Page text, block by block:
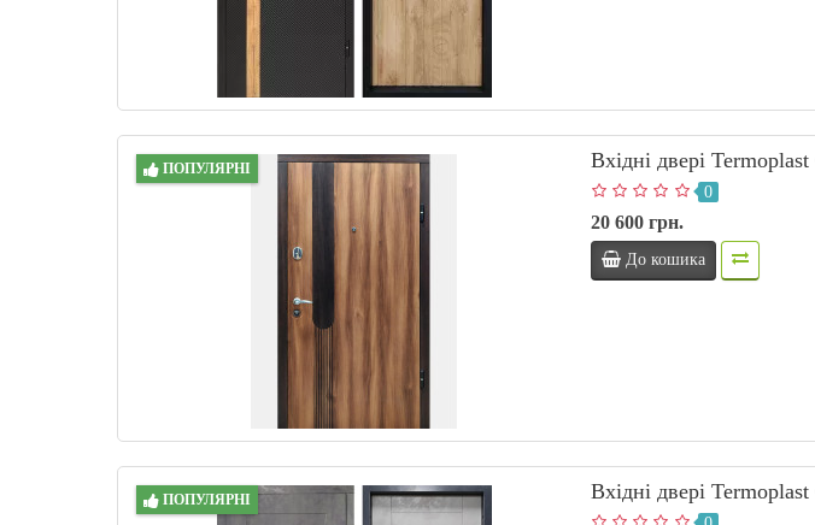
ПОПУЛЯРНІ Вхідні двері
0
20 600 грн.
До кошика
ПОПУЛЯРНІ Вхідні двері